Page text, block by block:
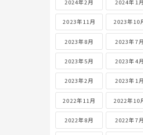
2024年2月 2024年1月
2023年11月 2023年10
2023年8月 2023年7月
2023年5月 2023年4月
2023年2月 2023年1月
2022年11月 2022年10
2022年8月 2022年7月